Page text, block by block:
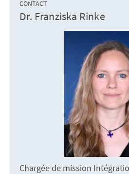
CONTACT
Dr. Franziska Rinke
Chargée de mission